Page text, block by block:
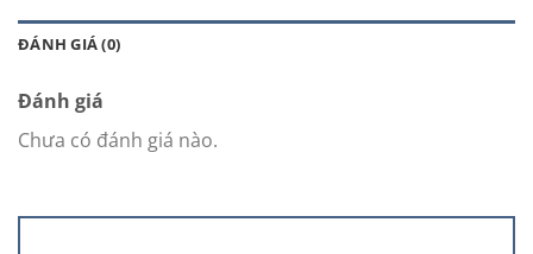
ĐÁNH GIÁ (0)
Đánh giá
Chưa có đánh giá nào.